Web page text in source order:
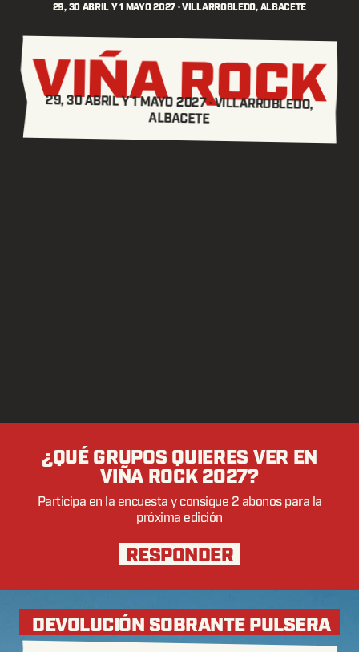
29, 30 ABRIL Y 1 MAYO 2027 · VILLARROBLEDO, ALBACETE
29, 30 ABRIL Y 1 MAYO 2027 ·VILLARROBLEDO,
ALBACETE
¿QUÉ GRUPOS QUIERES VER EN
VIÑA ROCK 2027?
Participa en la encuesta y consigue 2 abonos para la
próxima edición
RESPONDER
DEVOLUCIÓN SOBRANTE PULSERA